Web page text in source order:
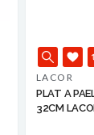
LACOR
PLAT A
32CM